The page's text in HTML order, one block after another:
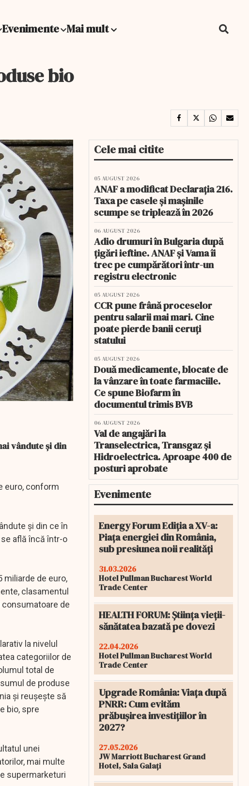
Evenimente Mai mult
bio
vândute şi din
euro, conform
şi din ce în
află încă într-o
miliarde de euro,
clasamentul
consumatoare de
la nivelul
categoriilor de
total de
de produse
şi reuşeşte să
bio, spre
unei
mai multe
supermarketuri
Cele mai citite
05 AUGUST 2026
ANAF a modificat Declarația 216.
Taxa pe casele și mașinile
scumpe se triplează în 2026
06 AUGUST 2026
Adio drumuri în Bulgaria după
țigări ieftine. ANAF și Vama îi
trec pe cumpărători într-un
registru electronic
05 AUGUST 2026
CCR pune frână proceselor
pentru salarii mai mari. Cine
poate pierde banii ceruți
statului
05 AUGUST 2026
Două medicamente, blocate de
la vânzare în toate farmaciile.
Ce spune Biofarm în
documentul trimis BVB
06 AUGUST 2026
Val de angajări la
Transelectrica, Transgaz și
Hidroelectrica. Aproape 400 de
posturi aprobate
Evenimente
Energy Forum Ediția a XV-a:
Piața energiei din România,
sub presiunea noii realități
31.03.2026
Hotel Pullman Bucharest World
Trade Center
HEALTH FORUM: Știința vieții-
sănătatea bazată pe dovezi
22.04.2026
Hotel Pullman Bucharest World
Trade Center
Upgrade România: Viața după
PNRR: Cum evităm
prăbușirea investițiilor în
2027?
27.05.2026
JW Marriott Bucharest Grand
Hotel, Sala Galați